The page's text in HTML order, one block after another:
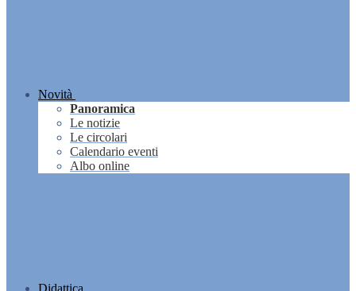
Novità
Panoramica
Le notizie
Le circolari
Calendario eventi
Albo online